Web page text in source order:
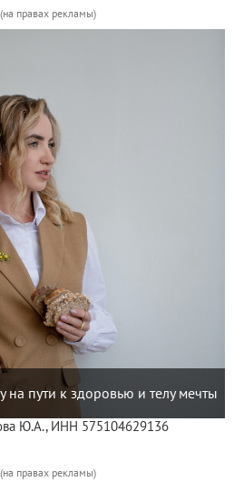
(на правах рекламы)
пути к здоровью и телу мечты
Ю.А., ИНН 575104629136
(на правах рекламы)